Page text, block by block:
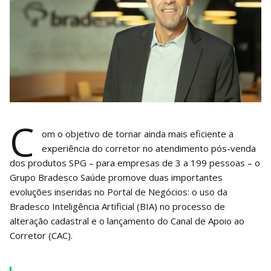
C
om o objetivo de tornar ainda mais eficiente a
experiência do corretor no atendimento pós-venda
dos produtos SPG – para empresas de 3 a 199 pessoas – o
Grupo Bradesco Saúde promove duas importantes
evoluções inseridas no Portal de Negócios: o uso da
Bradesco Inteligência Artificial (BIA) no processo de
alteração cadastral e o lançamento do Canal de Apoio ao
Corretor (CAC).